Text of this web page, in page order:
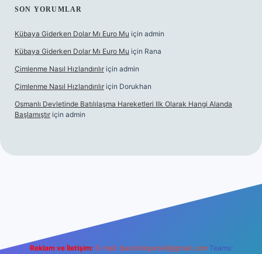
SON YORUMLAR
Kübaya Giderken Dolar Mı Euro Mu için admin
Kübaya Giderken Dolar Mı Euro Mu için Rana
Çimlenme Nasıl Hızlandırılır için admin
Çimlenme Nasıl Hızlandırılır için Dorukhan
Osmanlı Devletinde Batılılaşma Hareketleri Ilk Olarak Hangi Alanda
Başlamıştır için admin
Reklam ve İletişim: E-mail: backlinkpaneli@gmail.com Teams: